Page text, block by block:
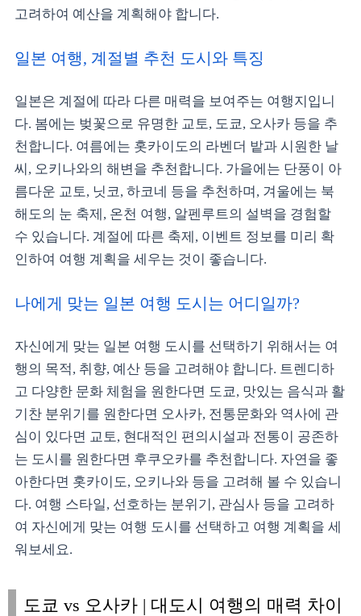
고려하여 예산을 계획해야 합니다.
일본 여행, 계절별 추천 도시와 특징
일본은 계절에 따라 다른 매력을 보여주는 여행지입니
다. 봄에는 벚꽃으로 유명한 교토, 도쿄, 오사카 등을 추
천합니다. 여름에는 홋카이도의 라벤더 밭과 시원한 날
씨, 오키나와의 해변을 추천합니다. 가을에는 단풍이 아
름다운 교토, 닛코, 하코네 등을 추천하며, 겨울에는 북
해도의 눈 축제, 온천 여행, 알펜루트의 설벽을 경험할
수 있습니다. 계절에 따른 축제, 이벤트 정보를 미리 확
인하여 여행 계획을 세우는 것이 좋습니다.
나에게 맞는 일본 여행 도시는 어디일까?
자신에게 맞는 일본 여행 도시를 선택하기 위해서는 여
행의 목적, 취향, 예산 등을 고려해야 합니다. 트렌디하
고 다양한 문화 체험을 원한다면 도쿄, 맛있는 음식과 활
기찬 분위기를 원한다면 오사카, 전통문화와 역사에 관
심이 있다면 교토, 현대적인 편의시설과 전통이 공존하
는 도시를 원한다면 후쿠오카를 추천합니다. 자연을 좋
아한다면 홋카이도, 오키나와 등을 고려해 볼 수 있습니
다. 여행 스타일, 선호하는 분위기, 관심사 등을 고려하
여 자신에게 맞는 여행 도시를 선택하고 여행 계획을 세
워보세요.
도쿄 vs 오사카 | 대도시 여행의 매력 차이